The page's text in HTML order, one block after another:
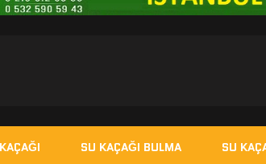
SU KAÇAĞI BULMA SU